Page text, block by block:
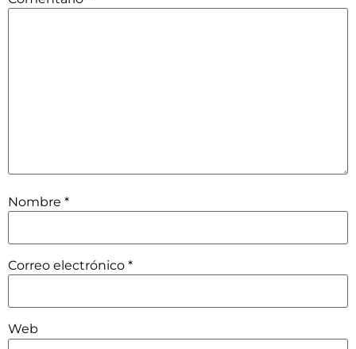
Nombre *
Correo electrónico *
Web